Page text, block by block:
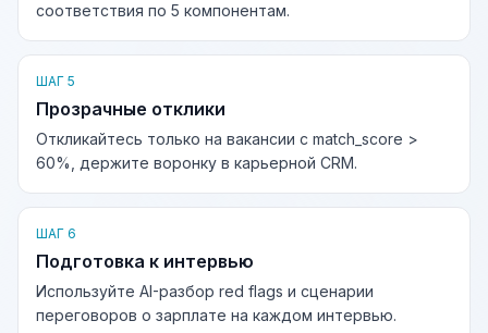
соответствия по 5 компонентам.
ШАГ 5
Прозрачные отклики
Откликайтесь только на вакансии с match_score >
60%, держите воронку в карьерной CRM.
ШАГ 6
Подготовка к интервью
Используйте AI-разбор red flags и сценарии
переговоров о зарплате на каждом интервью.